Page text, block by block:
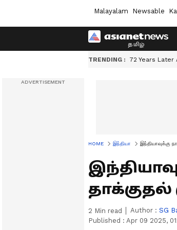
Malayalam Newsable
TRENDING : 72 Years Later
HOME இந்தியா இந்தியாவுக்கு
2 Min read Author : SG
Published : Apr 09 2025,